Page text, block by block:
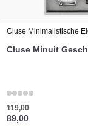
Cluse Minimalistische
Cluse Minuit
119,00
89,00